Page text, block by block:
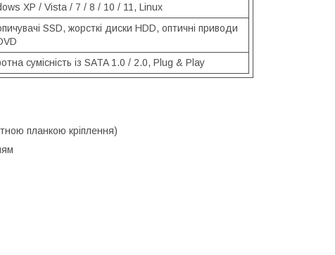
XP / Vista / 7 / 8 / 10 / 11, Linux
SSD, жорсткі диски HDD, оптичні приводи
сумісність із SATA 1.0 / 2.0, Plug & Play
планкою кріплення)